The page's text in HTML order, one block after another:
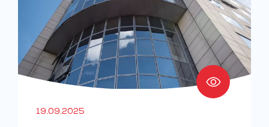
19.09.2025